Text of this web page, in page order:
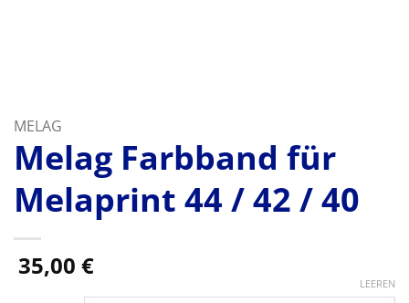
MELAG
Melag Farbband für
Melaprint 44 / 42 / 40
35,00 €
LEEREN